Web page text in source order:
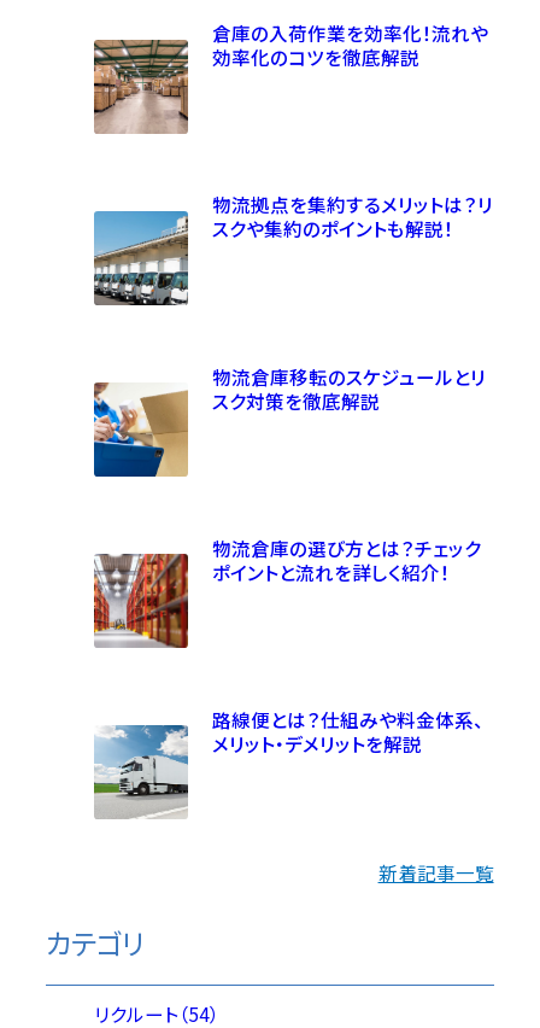
倉庫の入荷作業を効率化！流れや
効率化のコツを徹底解説
物流拠点を集約するメリットは？リ
スクや集約のポイントも解説！
物流倉庫移転のスケジュールとリ
スク対策を徹底解説
物流倉庫の選び方とは？チェック
ポイントと流れを詳しく紹介！
路線便とは？仕組みや料金体系、
メリット・デメリットを解説
新着記事一覧
カテゴリ
リクルート（54）